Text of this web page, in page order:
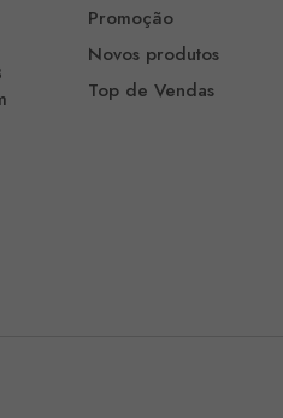
Promoção
Novos produtos
Top de Vendas